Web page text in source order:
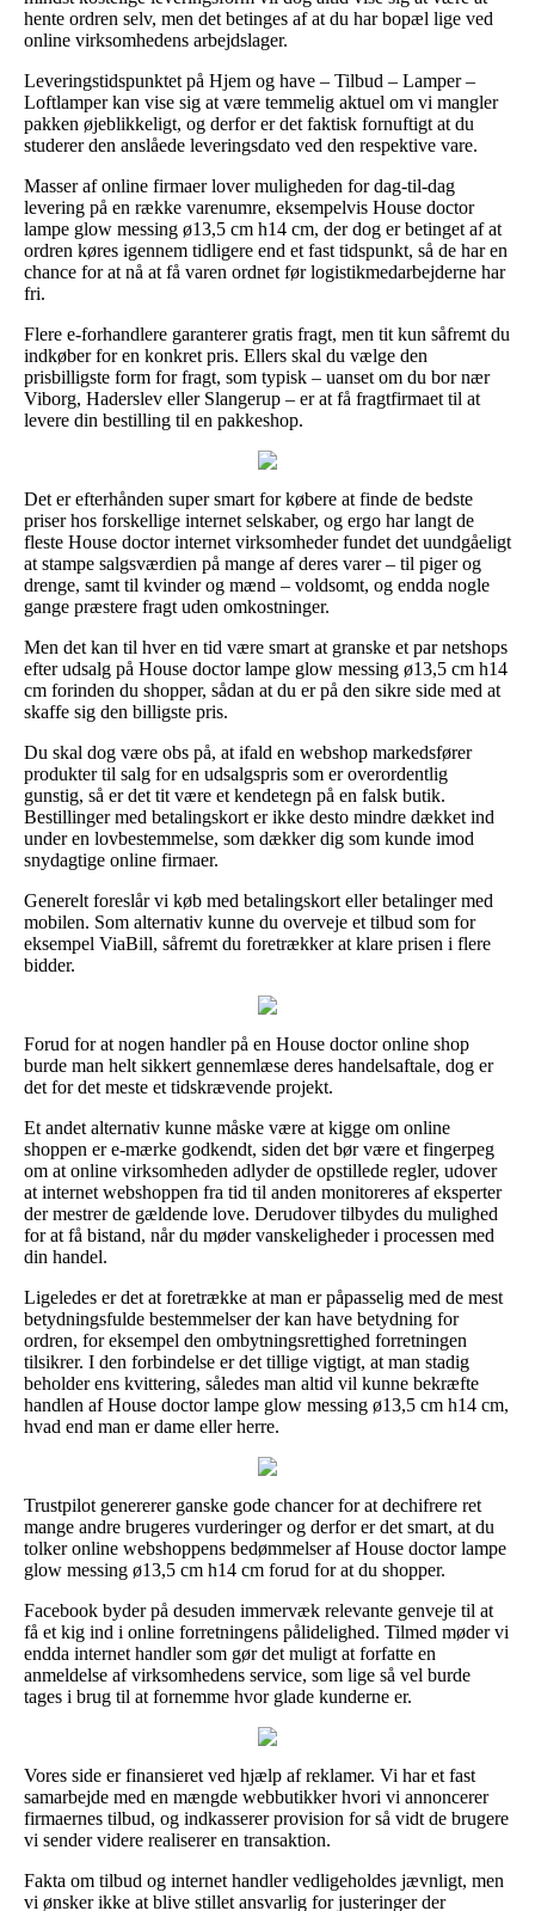
hente ordren selv, men det betinges af at du har bopæl lige ved
online virksomhedens arbejdslager.
Leveringstidspunktet på Hjem og have – Tilbud – Lamper –
Loftlamper kan vise sig at være temmelig aktuel om vi mangler
pakken øjeblikkeligt, og derfor er det faktisk fornuftigt at du
studerer den anslåede leveringsdato ved den respektive vare.
Masser af online firmaer lover muligheden for dag-til-dag
levering på en række varenumre, eksempelvis House doctor
lampe glow messing ø13,5 cm h14 cm, der dog er betinget af at
ordren køres igennem tidligere end et fast tidspunkt, så de har en
chance for at nå at få varen ordnet før logistikmedarbejderne har
fri.
Flere e-forhandlere garanterer gratis fragt, men tit kun såfremt du
indkøber for en konkret pris. Ellers skal du vælge den
prisbilligste form for fragt, som typisk – uanset om du bor nær
Viborg, Haderslev eller Slangerup – er at få fragtfirmaet til at
levere din bestilling til en pakkeshop.
Det er efterhånden super smart for købere at finde de bedste
priser hos forskellige internet selskaber, og ergo har langt de
fleste House doctor internet virksomheder fundet det uundgåeligt
at stampe salgsværdien på mange af deres varer – til piger og
drenge, samt til kvinder og mænd – voldsomt, og endda nogle
gange præstere fragt uden omkostninger.
Men det kan til hver en tid være smart at granske et par netshops
efter udsalg på House doctor lampe glow messing ø13,5 cm h14
cm forinden du shopper, sådan at du er på den sikre side med at
skaffe sig den billigste pris.
Du skal dog være obs på, at ifald en webshop markedsfører
produkter til salg for en udsalgspris som er overordentlig
gunstig, så er det tit være et kendetegn på en falsk butik.
Bestillinger med betalingskort er ikke desto mindre dækket ind
under en lovbestemmelse, som dækker dig som kunde imod
snydagtige online firmaer.
Generelt foreslår vi køb med betalingskort eller betalinger med
mobilen. Som alternativ kunne du overveje et tilbud som for
eksempel ViaBill, såfremt du foretrækker at klare prisen i flere
bidder.
Forud for at nogen handler på en House doctor online shop
burde man helt sikkert gennemlæse deres handelsaftale, dog er
det for det meste et tidskrævende projekt.
Et andet alternativ kunne måske være at kigge om online
shoppen er e-mærke godkendt, siden det bør være et fingerpeg
om at online virksomheden adlyder de opstillede regler, udover
at internet webshoppen fra tid til anden monitoreres af eksperter
der mestrer de gældende love. Derudover tilbydes du mulighed
for at få bistand, når du møder vanskeligheder i processen med
din handel.
Ligeledes er det at foretrække at man er påpasselig med de mest
betydningsfulde bestemmelser der kan have betydning for
ordren, for eksempel den ombytningsrettighed forretningen
tilsikrer. I den forbindelse er det tillige vigtigt, at man stadig
beholder ens kvittering, således man altid vil kunne bekræfte
handlen af House doctor lampe glow messing ø13,5 cm h14 cm,
hvad end man er dame eller herre.
Trustpilot genererer ganske gode chancer for at dechifrere ret
mange andre brugeres vurderinger og derfor er det smart, at du
tolker online webshoppens bedømmelser af House doctor lampe
glow messing ø13,5 cm h14 cm forud for at du shopper.
Facebook byder på desuden immervæk relevante genveje til at
få et kig ind i online forretningens pålidelighed. Tilmed møder vi
endda internet handler som gør det muligt at forfatte en
anmeldelse af virksomhedens service, som lige så vel burde
tages i brug til at fornemme hvor glade kunderne er.
Vores side er finansieret ved hjælp af reklamer. Vi har et fast
samarbejde med en mængde webbutikker hvori vi annoncerer
firmaernes tilbud, og indkasserer provision for så vidt de brugere
vi sender videre realiserer en transaktion.
Fakta om tilbud og internet handler vedligeholdes jævnligt, men
vi ønsker ikke at blive stillet ansvarlig for justeringer der